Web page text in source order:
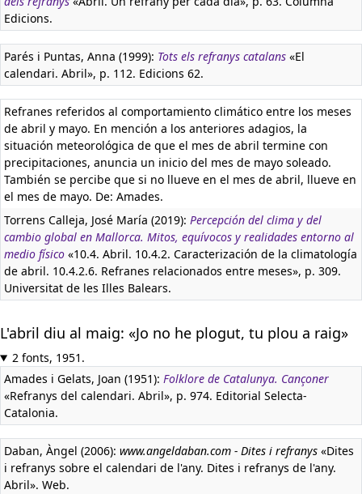
Edicions.
Parés i Puntas, Anna (1999): Tots els refranys catalans «El
calendari. Abril», p. 112. Edicions 62.
Refranes referidos al comportamiento climático entre los meses
de abril y mayo. En mención a los anteriores adagios, la
situación meteorológica de que el mes de abril termine con
precipitaciones, anuncia un inicio del mes de mayo soleado.
También se percibe que si no llueve en el mes de abril, llueve en
el mes de mayo. De: Amades.
Torrens Calleja, José María (2019): Percepción del clima y del
cambio global en Mallorca. Mitos, equívocos y realidades entorno al
medio físico «10.4. Abril. 10.4.2. Caracterización de la climatología
de abril. 10.4.2.6. Refranes relacionados entre meses», p. 309.
Universitat de les Illes Balears.
L'abril diu al maig: «Jo no he plogut, tu plou a raig»
2 fonts, 1951.
Amades i Gelats, Joan (1951): Folklore de Catalunya. Cançoner
«Refranys del calendari. Abril», p. 974. Editorial Selecta-
Catalonia.
Daban, Àngel (2006): www.angeldaban.com - Dites i refranys «Dites
i refranys sobre el calendari de l'any. Dites i refranys de l'any.
Abril». Web.